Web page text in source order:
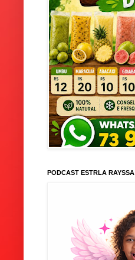
PODCAST ESTRLA RAYSSA